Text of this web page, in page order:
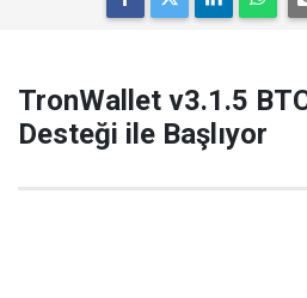
TronWallet v3.1.5
Desteği ile Başlıyor